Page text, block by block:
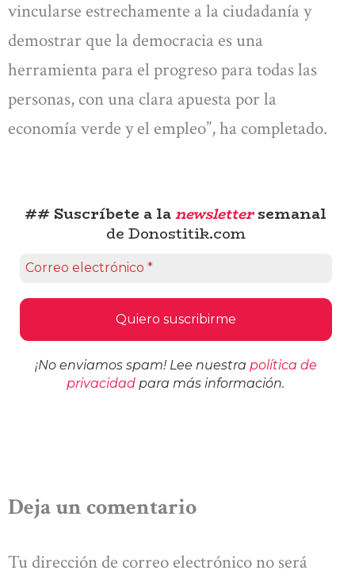
vincularse estrechamente a la ciudadanía y
demostrar que la democracia es una
herramienta para el progreso para todas las
personas, con una clara apuesta por la
economía verde y el empleo”, ha completado.
## Suscríbete a lanewslettersemanal
de Donostitik.com
¡No enviamos spam! Lee nuestra política de
privacidad para más información.
Deja un comentario
Tu dirección de correo electrónico no será